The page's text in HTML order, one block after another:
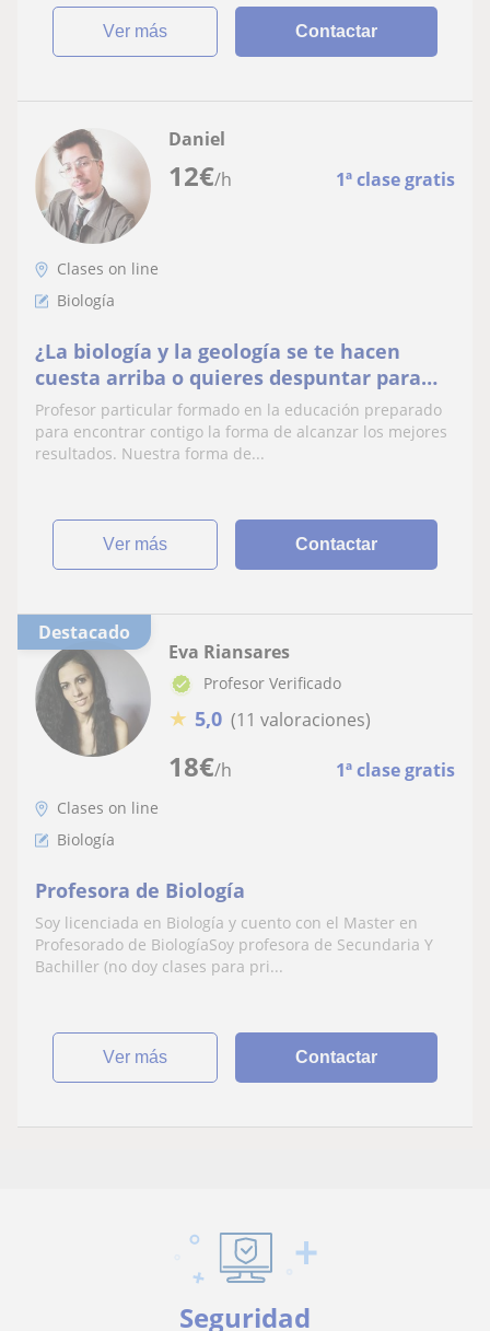
ver más Contactar
12€/h 1ª clase gratis
Daniel
Clases on line
Biología
¿La biología y la geología se te hacen
cuesta arriba o quieres despuntar para
llegar preparado a la EBAU? Yo te ayudo
Profesor particular formado en la educación preparado
para encontrar contigo la forma de alcanzar los mejores
resultados. Nuestra forma de...
ver más Contactar
Destacado
18€/h 1ª clase gratis
Eva Riansares
Profesor Verificado
★ 5,0 (11 valoraciones)
Clases on line
Biología
Profesora de Biología
Soy licenciada en Biología y cuento con el Master en
Profesorado de BiologíaSoy profesora de Secundaria Y
Bachiller (no doy clases para pri...
ver más Contactar
Seguridad